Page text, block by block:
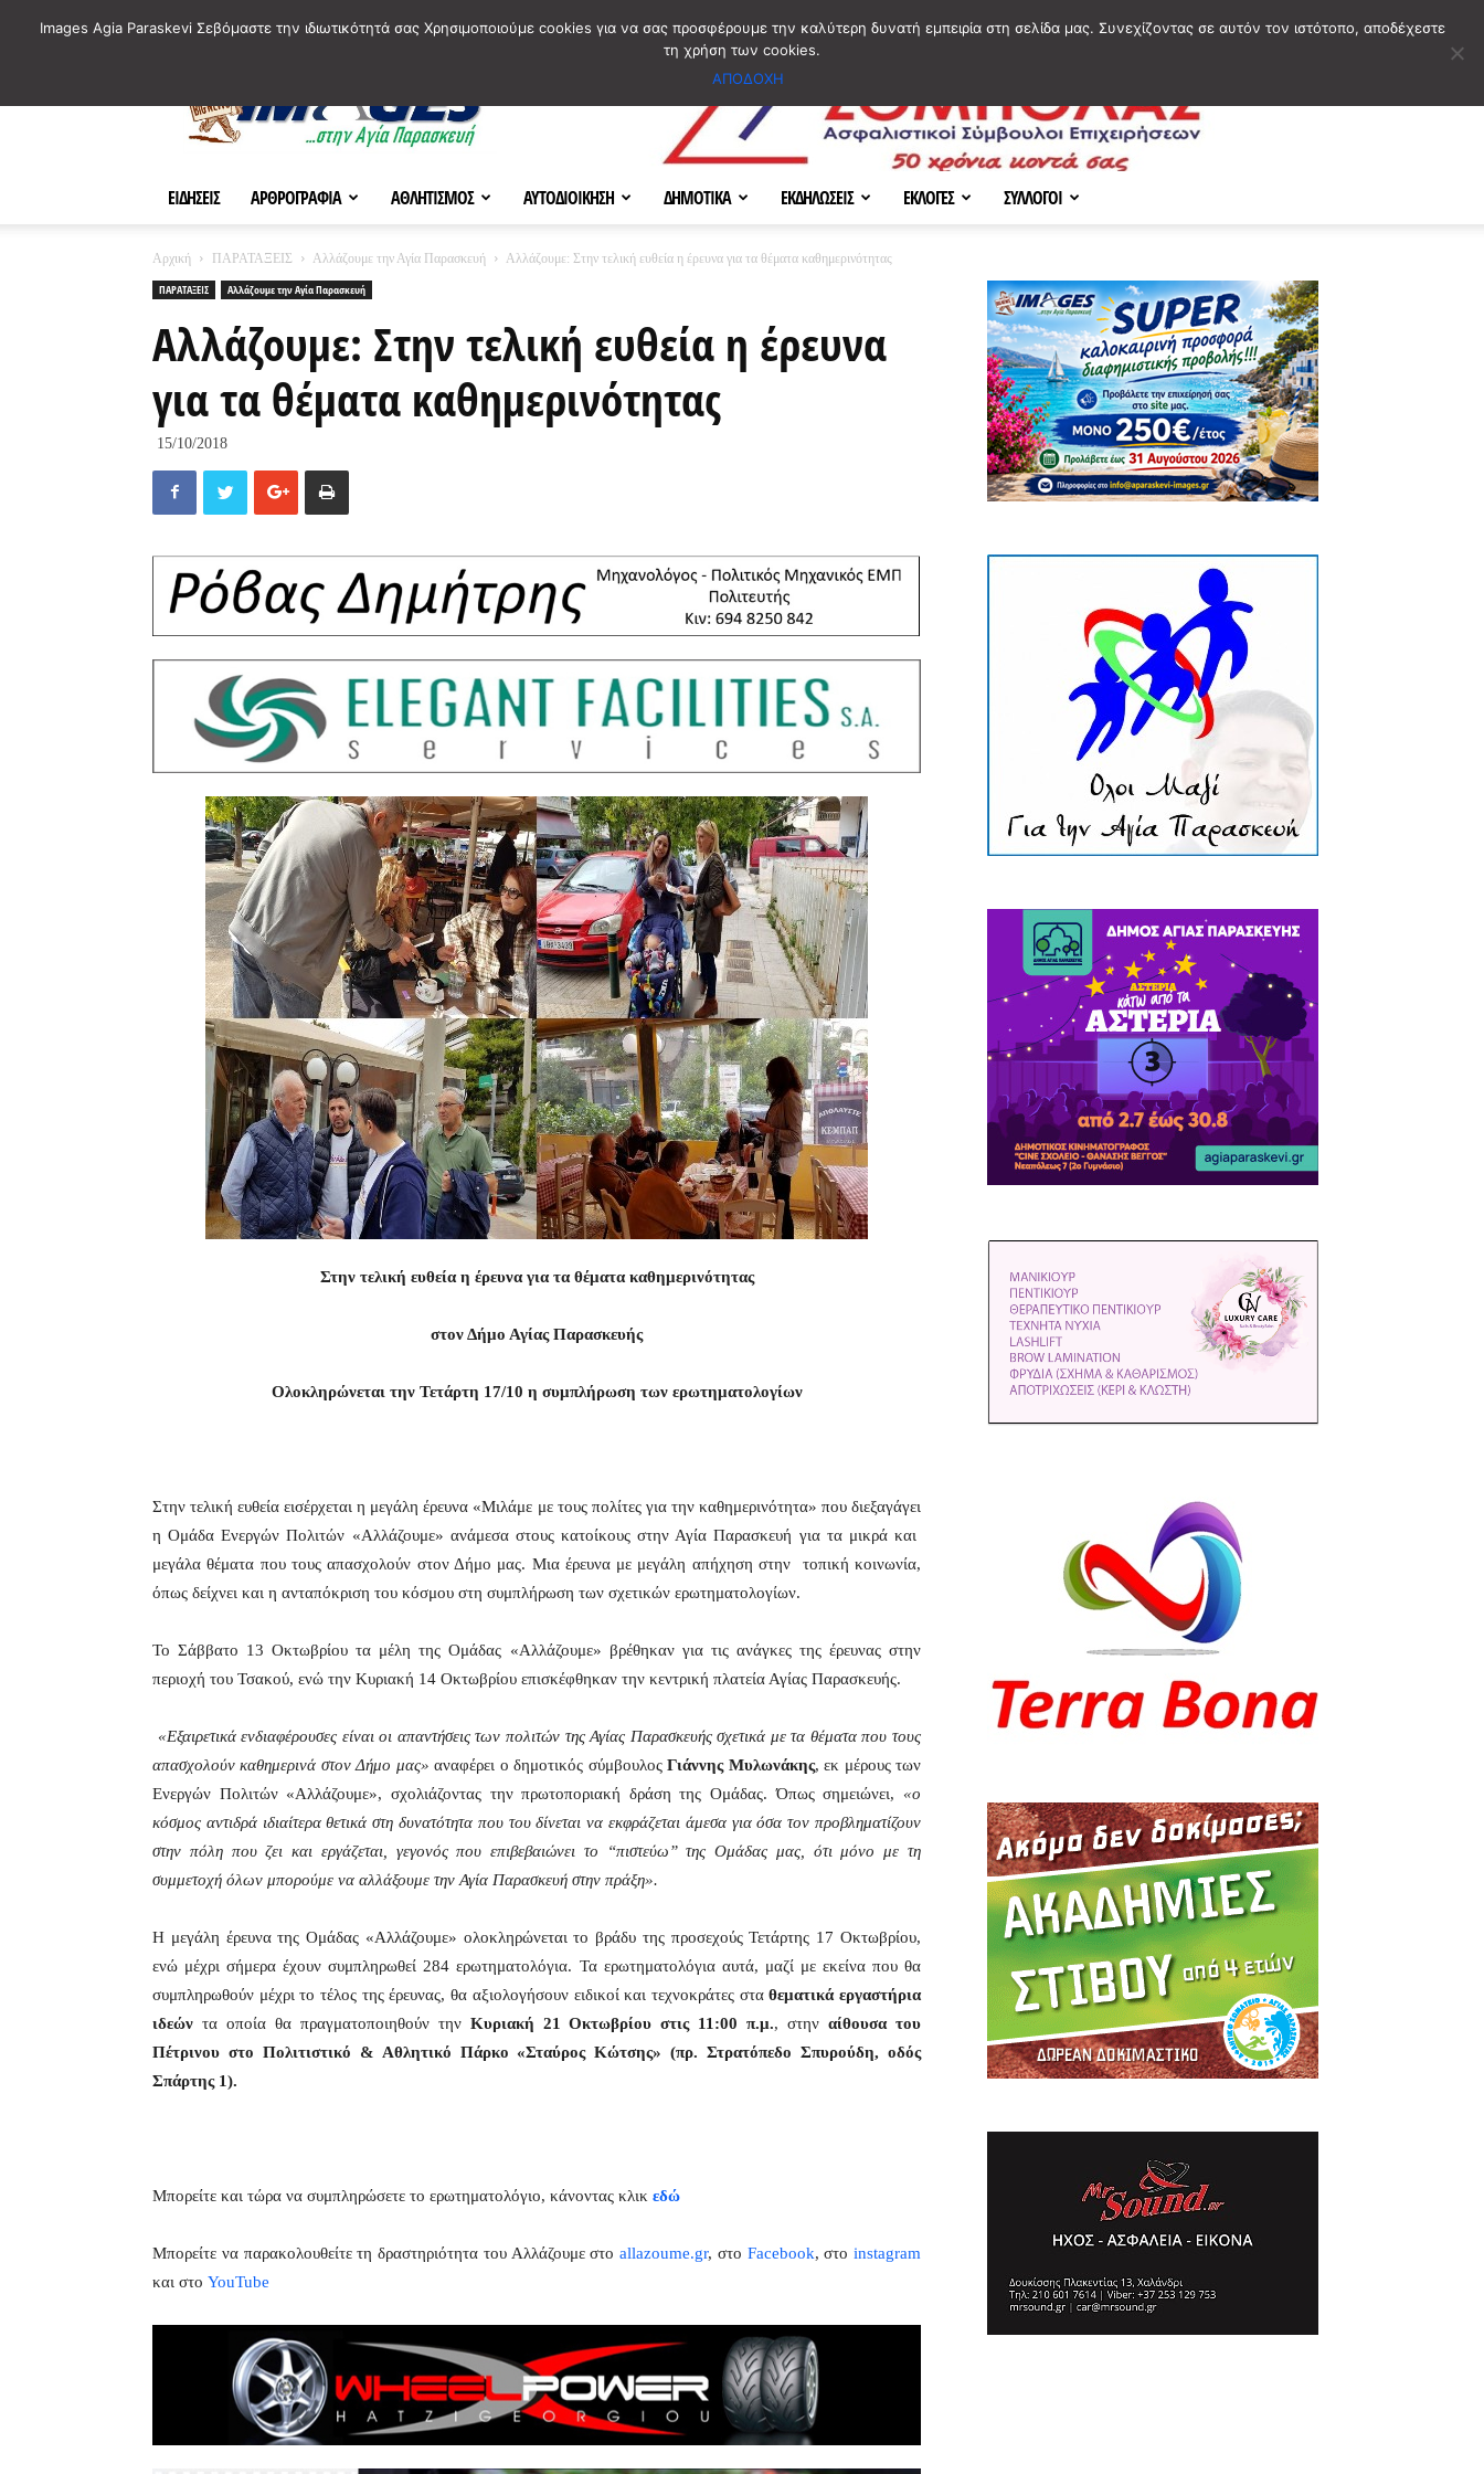
ΕΙΔΗΣΕΙΣ ΑΡΘΡΟΓΡΑΦΙΑ ΑΘΛΗΤΙΣΜΟΣ ΑΥΤΟΔΙΟΙΚΗΣΗ ΔΗΜΟΤΙΚΑ ΕΚΔΗΛΩΣΕΙΣ ΕΚΛΟΓΕΣ ΣΥΛΛΟΓΟΙ
Αρχική ΠΑΡΑΤΑΞΕΙΣ Αλλάζουμε την Αγία Παρασκευή
Αλλάζουμε: Στην τελική ευθεία η έρευνα για τα θέματα καθημερινότητας
ΠΑΡΑΤΑΞΕΙΣ
Αλλάζουμε την Αγία Παρασκευή
Αλλάζουμε: Στην τελική ευθεία η έρευνα
για τα θέματα καθημερινότητας
15/10/2018
Στην τελική ευθεία η έρευνα για τα θέματα καθημερινότητας
στον Δήμο Αγίας Παρασκευής
Ολοκληρώνεται την Τετάρτη 17/10 η συμπλήρωση των ερωτηματολογίων
Στην τελική ευθεία εισέρχεται η μεγάλη έρευνα «Μιλάμε με τους πολίτες για την καθημερινότητα» που διεξαγάγει
η Ομάδα Ενεργών Πολιτών «Αλλάζουμε» ανάμεσα στους κατοίκους στην Αγία Παρασκευή για τα μικρά και
μεγάλα θέματα που τους απασχολούν στον Δήμο μας. Μια έρευνα με μεγάλη απήχηση στην τοπική κοινωνία,
όπως δείχνει και η ανταπόκριση του κόσμου στη συμπλήρωση των σχετικών ερωτηματολογίων.
Το Σάββατο 13 Οκτωβρίου τα μέλη της Ομάδας «Αλλάζουμε» βρέθηκαν για τις ανάγκες της έρευνας στην
περιοχή του Τσακού, ενώ την Κυριακή 14 Οκτωβρίου επισκέφθηκαν την κεντρική πλατεία Αγίας Παρασκευής.
«Εξαιρετικά ενδιαφέρουσες είναι οι απαντήσεις των πολιτών της Αγίας Παρασκευής σχετικά με τα θέματα που τους
απασχολούν καθημερινά στον Δήμο μας» αναφέρει ο δημοτικός σύμβουλοςΓιάννης Μυλωνάκης, εκ μέρους των
Ενεργών Πολιτών «Αλλάζουμε», σχολιάζοντας την πρωτοποριακή δράση της Ομάδας. Όπως σημειώνει, «ο
κόσμος αντιδρά ιδιαίτερα θετικά στη δυνατότητα που του δίνεται να εκφράζεται άμεσα για όσα τον προβληματίζουν
στην πόλη που ζει και εργάζεται, γεγονός που επιβεβαιώνει το “πιστεύω” της Ομάδας μας, ότι μόνο με τη
συμμετοχή όλων μπορούμε να αλλάξουμε την Αγία Παρασκευή στην πράξη».
Η μεγάλη έρευνα της Ομάδας «Αλλάζουμε» ολοκληρώνεται το βράδυ της προσεχούς Τετάρτης 17 Οκτωβρίου,
ενώ μέχρι σήμερα έχουν συμπληρωθεί 284 ερωτηματολόγια. Τα ερωτηματολόγια αυτά, μαζί με εκείνα που θα
συμπληρωθούν μέχρι το τέλος της έρευνας, θα αξιολογήσουν ειδικοί και τεχνοκράτες σταθεματικά εργαστήρια
ιδεών τα οποία θα πραγματοποιηθούν την Κυριακή 21 Οκτωβρίου στις 11:00 π.μ., στηναίθουσα του
Πέτρινου στο Πολιτιστικό & Αθλητικό Πάρκο «Σταύρος Κώτσης» (πρ. Στρατόπεδο Σπυρούδη, οδός
Σπάρτης 1).
Μπορείτε και τώρα να συμπληρώσετε το ερωτηματολόγιο, κάνοντας κλικ εδώ
Μπορείτε να παρακολουθείτε τη δραστηριότητα του Αλλάζουμε στο allazoume.gr, στο Facebook, στο instagram
και στο YouTube
Images Agia Paraskevi Σεβόμαστε την ιδιωτικότητά σας Χρησιμοποιούμε cookies για να σας προσφέρουμε την καλύτερη δυνατή εμπειρία στη σελίδα μας. Συνεχίζοντας σε αυτόν τον ιστότοπο, αποδέχεστε
τη χρήση των cookies.
ΑΠΟΔΟΧΗ